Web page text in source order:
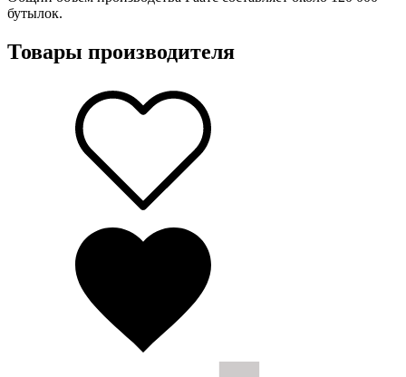
бутылок.
Товары производителя